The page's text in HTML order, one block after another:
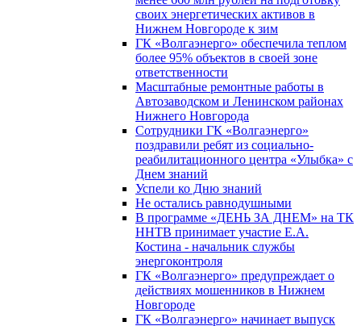
своих энергетических активов в
Нижнем Новгороде к зим
ГК «Волгаэнерго» обеспечила теплом
более 95% объектов в своей зоне
ответственности
Масштабные ремонтные работы в
Автозаводском и Ленинском районах
Нижнего Новгорода
Сотрудники ГК «Волгаэнерго»
поздравили ребят из социально-
реабилитационного центра «Улыбка» с
Днем знаний
Успели ко Дню знаний
Не остались равнодушными
В программе «ДЕНЬ ЗА ДНЕМ» на ТК
ННТВ принимает участие Е.А.
Костина - начальник службы
энергоконтроля
ГК «Волгаэнерго» предупреждает о
действиях мошенников в Нижнем
Новгороде
ГК «Волгаэнерго» начинает выпуск